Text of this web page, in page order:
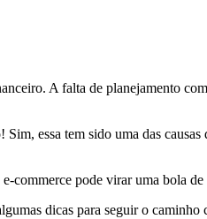
A falta de planejamento
essa tem sido uma das
commerce pode virar uma bola
dicas para seguir o